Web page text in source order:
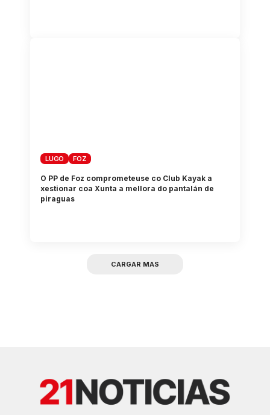
LUGO FOZ
O PP de Foz comprometeuse co Club Kayak a
xestionar coa Xunta a mellora do pantalán de
piraguas
CARGAR MAS